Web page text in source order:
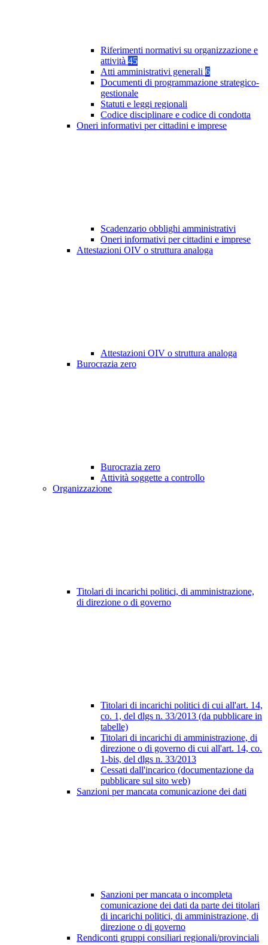
Riferimenti normativi su organizzazione e
attività 45
Atti amministrativi generali 6
Documenti di programmazione strategico-
gestionale
Statuti e leggi regionali
Codice disciplinare e codice di condotta
Oneri informativi per cittadini e imprese
Scadenzario obblighi amministrativi
Oneri informativi per cittadini e imprese
Attestazioni OIV o struttura analoga
Attestazioni OIV o struttura analoga
Burocrazia zero
Burocrazia zero
Attività soggette a controllo
Organizzazione
Titolari di incarichi politici, di amministrazione,
di direzione o di governo
Titolari di incarichi politici di cui all'art. 14,
co. 1, del dlgs n. 33/2013 (da pubblicare in
tabelle)
Titolari di incarichi di amministrazione, di
direzione o di governo di cui all'art. 14, co.
1-bis, del dlgs n. 33/2013
Cessati dall'incarico (documentazione da
pubblicare sul sito web)
Sanzioni per mancata comunicazione dei dati
Sanzioni per mancata o incompleta
comunicazione dei dati da parte dei titolari
di incarichi politici, di amministrazione, di
direzione o di governo
Rendiconti gruppi consiliari regionali/provinciali